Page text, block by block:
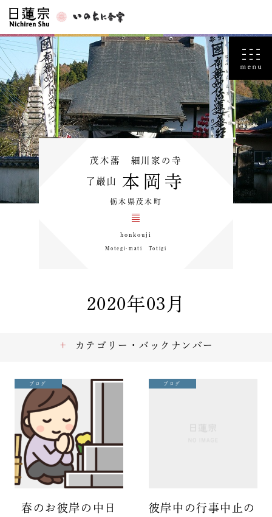
茂木藩 細川家の寺
了巖山 本岡寺
栃木県茂木町
honkouji
Motegi-mati Totigi
2020年03月
ブログ
春のお彼岸の中日
ブログ
彼岸中の行事中止の
カテゴリー・バックナンバー